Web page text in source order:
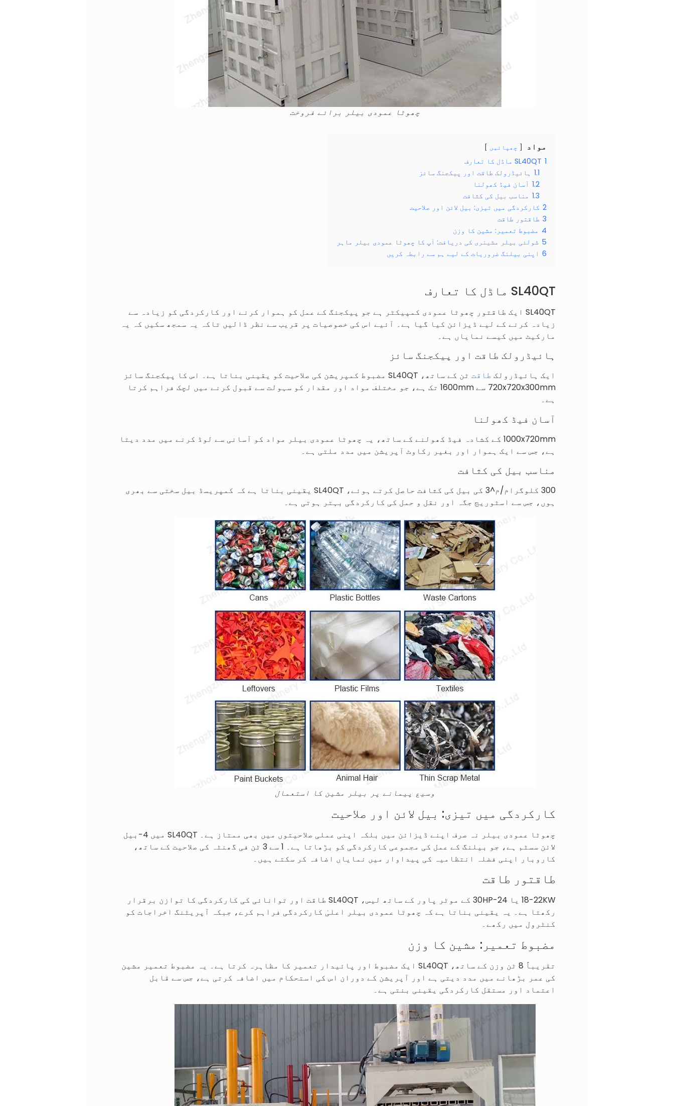
چھوٹا عمودی بیلر برائے فروخت
مواد چھپائیں
1 SL40QT ماڈل کا تعارف
1.1 ہائیڈرولک طاقت اور پیکجنگ سائز
1.2 آسان فیڈ کھولنا
1.3 مناسب بیل کی کثافت
2 کارکردگی میں تیزی: بیل لائن اور صلاحیت
3 طاقتور طاقت
4 مضبوط تعمیر: مشین کا وزن
5 شولئی بیلر مشینری کی دریافت: آپ کا چھوٹا عمودی بیلر ماہر
6 اپنی بیلنگ ضروریات کے لیے ہم سے رابطہ کریں
SL40QT ماڈل کا تعارف
SL40QT ایک طاقتور چھوٹا عمودی کمپیکٹر ہے جو پیکجنگ کے عمل کو ہموار کرنے اور کارکردگی کو زیادہ سے
زیادہ کرنے کے لیے ڈیزائن کیا گیا ہے۔ آئیے اس کی خصوصیات پر قریب سے نظر ڈالیں تاکہ یہ سمجھ سکیں کہ یہ
مارکیٹ میں کیسے نمایاں ہے۔
ہائیڈرولک طاقت اور پیکجنگ سائز
ایک ہائیڈرولک طاقت
ٹن کے ساتھ، SL40QT مضبوط کمپریشن کی صلاحیت کو یقینی بناتا ہے۔ اس کا پیکجنگ سائز
720x720x300mm سے 1600mm تک ہے، جو مختلف مواد اور مقدار کو سہولت سے قبول کرنے میں لچک فراہم کرتا
ہے۔
آسان فیڈ کھولنا
1000x720mm کے کشادہ فیڈ کھولنے کے ساتھ، یہ چھوٹا عمودی بیلر مواد کو آسانی سے لوڈ کرنے میں مدد دیتا
ہے، جس سے ایک ہموار اور بغیر رکاوٹ آپریشن میں مدد ملتی ہے۔
مناسب بیل کی کثافت
300 کلوگرام/م^3 کی بیل کی کثافت حاصل کرتے ہوئے، SL40QT یقینی بناتا ہے کہ کمپریسڈ بیل سختی سے بھری
ہوں، جس سے اسٹوریج جگہ اور نقل و حمل کی کارکردگی بہتر ہوتی ہے۔
وسیع پیمانے پر بیلر مشین کا استعمال
کارکردگی میں تیزی: بیل لائن اور صلاحیت
چھوٹا عمودی بیلر نہ صرف اپنے ڈیزائن میں بلکہ اپنی عملی صلاحیتوں میں بھی ممتاز ہے۔ SL40QT میں 4-بیل
لائن سسٹم ہے، جو بیلنگ کے عمل کی مجموعی کارکردگی کو بڑھاتا ہے۔ 1 سے 3 ٹن فی گھنٹہ کی صلاحیت کے ساتھ،
کاروبار اپنی فضلہ انتظامیہ کی پیداوار میں نمایاں اضافہ کر سکتے ہیں۔
طاقتور طاقت
18-22KW یا 24-30HP کے موٹر پاور کے ساتھ لیس، SL40QT طاقت اور توانائی کی کارکردگی کا توازن برقرار
رکھتا ہے۔ یہ یقینی بناتا ہے کہ چھوٹا عمودی بیلر اعلیٰ کارکردگی فراہم کرے، جبکہ آپریٹنگ اخراجات کو
کنٹرول میں رکھے۔
مضبوط تعمیر: مشین کا وزن
تقریباً 8 ٹن وزن کے ساتھ، SL40QT ایک مضبوط اور پائیدار تعمیر کا مظاہرہ کرتا ہے۔ یہ مضبوط تعمیر مشین
کی عمر بڑھانے میں مدد دیتی ہے اور آپریشن کے دوران اس کی استحکام میں اضافہ کرتی ہے، جس سے قابل
اعتماد اور مستقل کارکردگی یقینی بنتی ہے۔